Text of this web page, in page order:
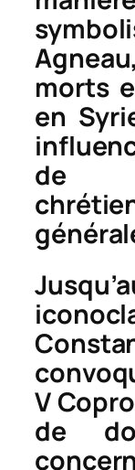
morts
en
de
V
de